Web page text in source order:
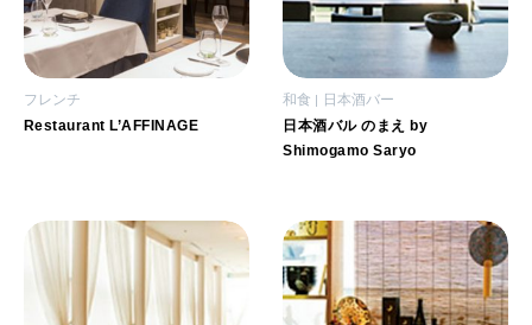
フレンチ
Restaurant L’AFFINAGE
和食 日本酒バー
日本酒バル のまえ by
Shimogamo Saryo